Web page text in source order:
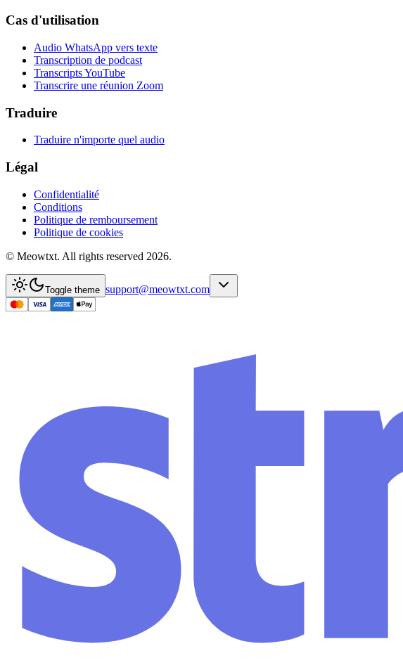
Cas d'utilisation
Audio WhatsApp vers texte
Transcription de podcast
Transcripts YouTube
Transcrire une réunion Zoom
Traduire
Traduire n'importe quel audio
Légal
Confidentialité
Conditions
Politique de remboursement
Politique de cookies
© Meowtxt. All rights reserved 2026.
Toggle theme support@meowtxt.com